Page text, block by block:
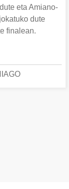
eta Amiano-
dute
finalean.